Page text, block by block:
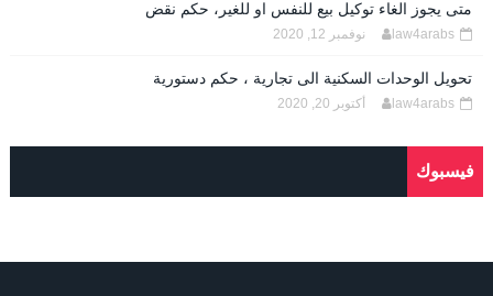
متى يجوز الغاء توكيل بيع للنفس او للغير، حكم نقض
law4arabs نوفمبر 12, 2020
تحويل الوحدات السكنية الى تجارية ، حكم دستورية
law4arabs أكتوبر 20, 2020
فيسبوك